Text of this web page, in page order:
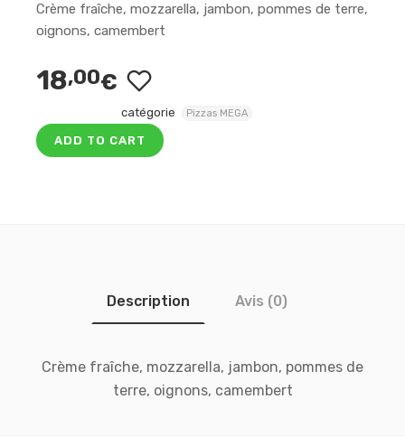
Crème fraîche, mozzarella, jambon, pommes de terre,
oignons, camembert
18,00€
catégorie Pizzas MEGA
ADD TO CART
Description Avis (0)
Crème fraîche, mozzarella, jambon, pommes de
terre, oignons, camembert